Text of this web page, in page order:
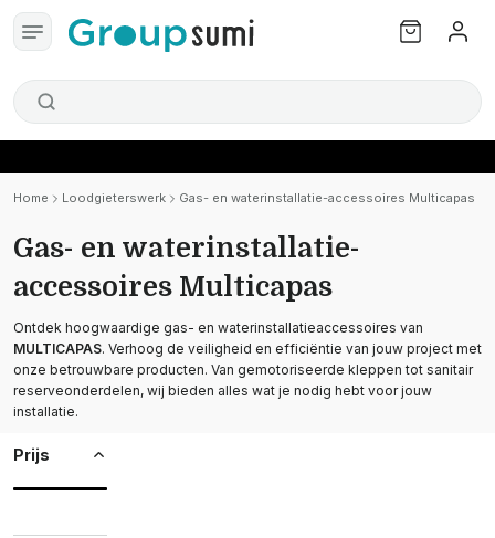
Home Loodgieterswerk Gas- en waterinstallatie-accessoires Multicapas
Gas- en waterinstallatie-
accessoires Multicapas
Ontdek hoogwaardige gas- en waterinstallatieaccessoires van
MULTICAPAS. Verhoog de veiligheid en efficiëntie van jouw project met
onze betrouwbare producten. Van gemotoriseerde kleppen tot sanitair
reserveonderdelen, wij bieden alles wat je nodig hebt voor jouw
installatie.
Prijs